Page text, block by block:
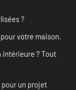
?
votre maison.
? Tout
un projet